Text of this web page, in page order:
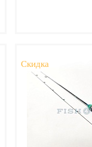
Скидка